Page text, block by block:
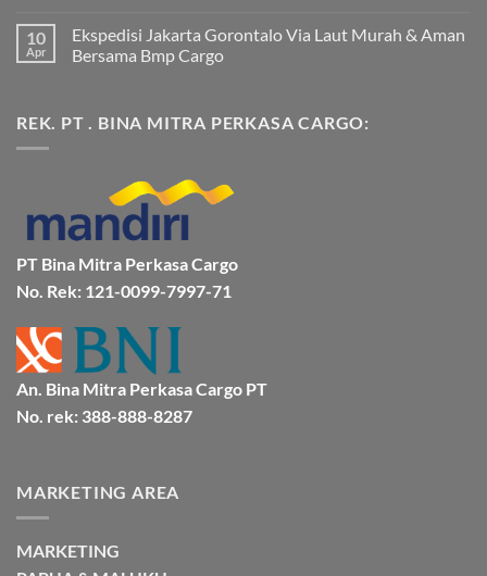
Murah
dan
Terpercaya
Jakarta
ke
komentar
pada
Ekspedisi
Bitung
Lebih
10
Apr
Ekspedisi Jakarta Gorontalo Via Laut Murah & Aman
Bersama Bmp Cargo
pada
Ekspedisi
&
Aman
Bersama
Bmp
Cargo
REK. PT . BINA MITRA PERKASA CARGO:
PT Bina Mitra Perkasa Cargo
No. Rek: 121-0099-7997-71
An. Bina Mitra Perkasa Cargo PT
No. rek: 388-888-8287
MARKETING AREA
MARKETING